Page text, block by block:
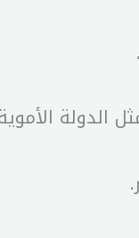
يمثل الدولة